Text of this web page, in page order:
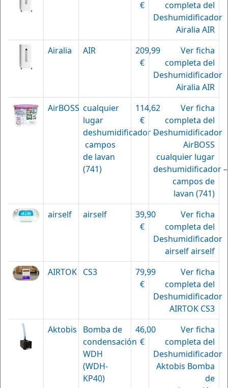
€
completa del
Deshumidificador
Airalia AIR
Airalia
AIR
209,99
€
Ver ficha
completa del
Deshumidificador
Airalia AIR
AirBOSS cualquier
lugar
deshumidificador –
campos
de lavan
(741)
114,62
€
Ver ficha
completa del
Deshumidificador
AirBOSS
cualquier lugar
deshumidificador –
campos de
lavan (741)
airself
airself
39,90
€
Ver ficha
completa del
Deshumidificador
airself airself
AIRTOK CS3
79,99
€
Ver ficha
completa del
Deshumidificador
AIRTOK CS3
Aktobis
Bomba de
condensación
WDH
(WDH-
KP40)
46,00
€
Ver ficha
completa del
Deshumidificador
Aktobis Bomba
de